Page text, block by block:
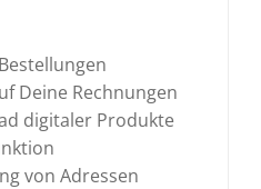
Deine Rechnungen
digitaler Produkte
von Adressen